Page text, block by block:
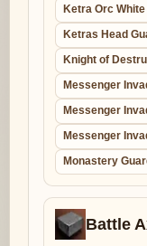
Ketra Orc
Ketras Head
Knight of
Messenger
Messenger
Messenger
Monastery
Battle